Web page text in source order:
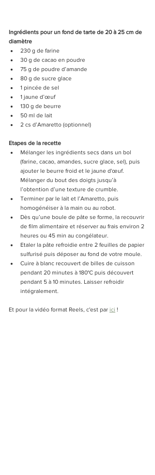
Ingrédients pour un fond de tarte de 20 à 25 cm de
diamètre
230 g de farine
30 g de cacao en poudre
75 g de poudre d’amande
80 g de sucre glace
1 pincée de sel
1 jaune d’œuf
130 g de beurre
50 ml de lait
2 cs d’Amaretto (optionnel)
Etapes de la recette
Mélanger les ingrédients secs dans un bol
(farine, cacao, amandes, sucre glace, sel), puis
ajouter le beurre froid et le jaune d'œuf.
Mélanger du bout des doigts jusqu’à
l’obtention d’une texture de crumble.
Terminer par le lait et l’Amaretto, puis
homogénéiser à la main ou au robot.
Dès qu’une boule de pâte se forme, la recouvrir
de film alimentaire et réserver au frais environ 2
heures ou 45 min au congélateur.
Etaler la pâte refroidie entre 2 feuilles de papier
sulfurisé puis déposer au fond de votre moule.
Cuire à blanc recouvert de billes de cuisson
pendant 20 minutes à 180°C puis découvert
pendant 5 à 10 minutes. Laisser refroidir
intégralement.
Et pour la vidéo format Reels, c'est par ici !